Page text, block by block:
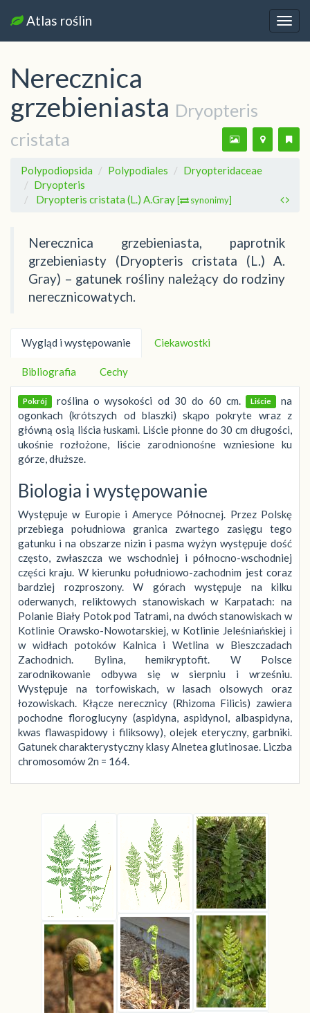
Atlas roślin
Nerecznica
grzebieniasta Dryopteris
cristata
Polypodiopsida Polypodiales
Dryopteridaceae
Dryopteris
Dryopteris cristata (L.) A.Gray[ synonimy]
Nerecznica grzebieniasta, paprotnik
grzebieniasty (Dryopteris cristata (L.) A.
Gray) – gatunek rośliny należący do rodziny
nerecznicowatych.
Wygląd i występowanie Ciekawostki
Bibliografia Cechy
Pokrój roślina o wysokości od 30 do 60 cm. Liście na
ogonkach (krótszych od blaszki) skąpo pokryte wraz z
główną osią liścia łuskami. Liście płonne do 30 cm długości,
ukośnie rozłożone, liście zarodnionośne wzniesione ku
górze, dłuższe.
Biologia i występowanie
Występuje w Europie i Ameryce Północnej. Przez Polskę
przebiega południowa granica zwartego zasięgu tego
gatunku i na obszarze nizin i pasma wyżyn występuje dość
często, zwłaszcza we wschodniej i północno-wschodniej
części kraju. W kierunku południowo-zachodnim jest coraz
bardziej rozproszony. W górach występuje na kilku
oderwanych, reliktowych stanowiskach w Karpatach: na
Polanie Biały Potok pod Tatrami, na dwóch stanowiskach w
Kotlinie Orawsko-Nowotarskiej, w Kotlinie Jeleśniańskiej i
w widłach potoków Kalnica i Wetlina w Bieszczadach
Zachodnich. Bylina, hemikryptofit. W Polsce
zarodnikowanie odbywa się w sierpniu i wrześniu.
Występuje na torfowiskach, w lasach olsowych oraz
łozowiskach. Kłącze nerecznicy (Rhizoma Filicis) zawiera
pochodne floroglucyny (aspidyna, aspidynol, albaspidyna,
kwas flawaspidowy i filiksowy), olejek eteryczny, garbniki.
Gatunek charakterystyczny klasy Alnetea glutinosae. Liczba
chromosomów 2n = 164.